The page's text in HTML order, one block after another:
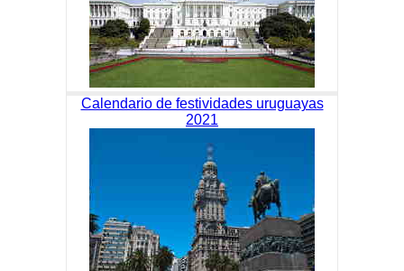
Calendario de festividades uruguayas
2021